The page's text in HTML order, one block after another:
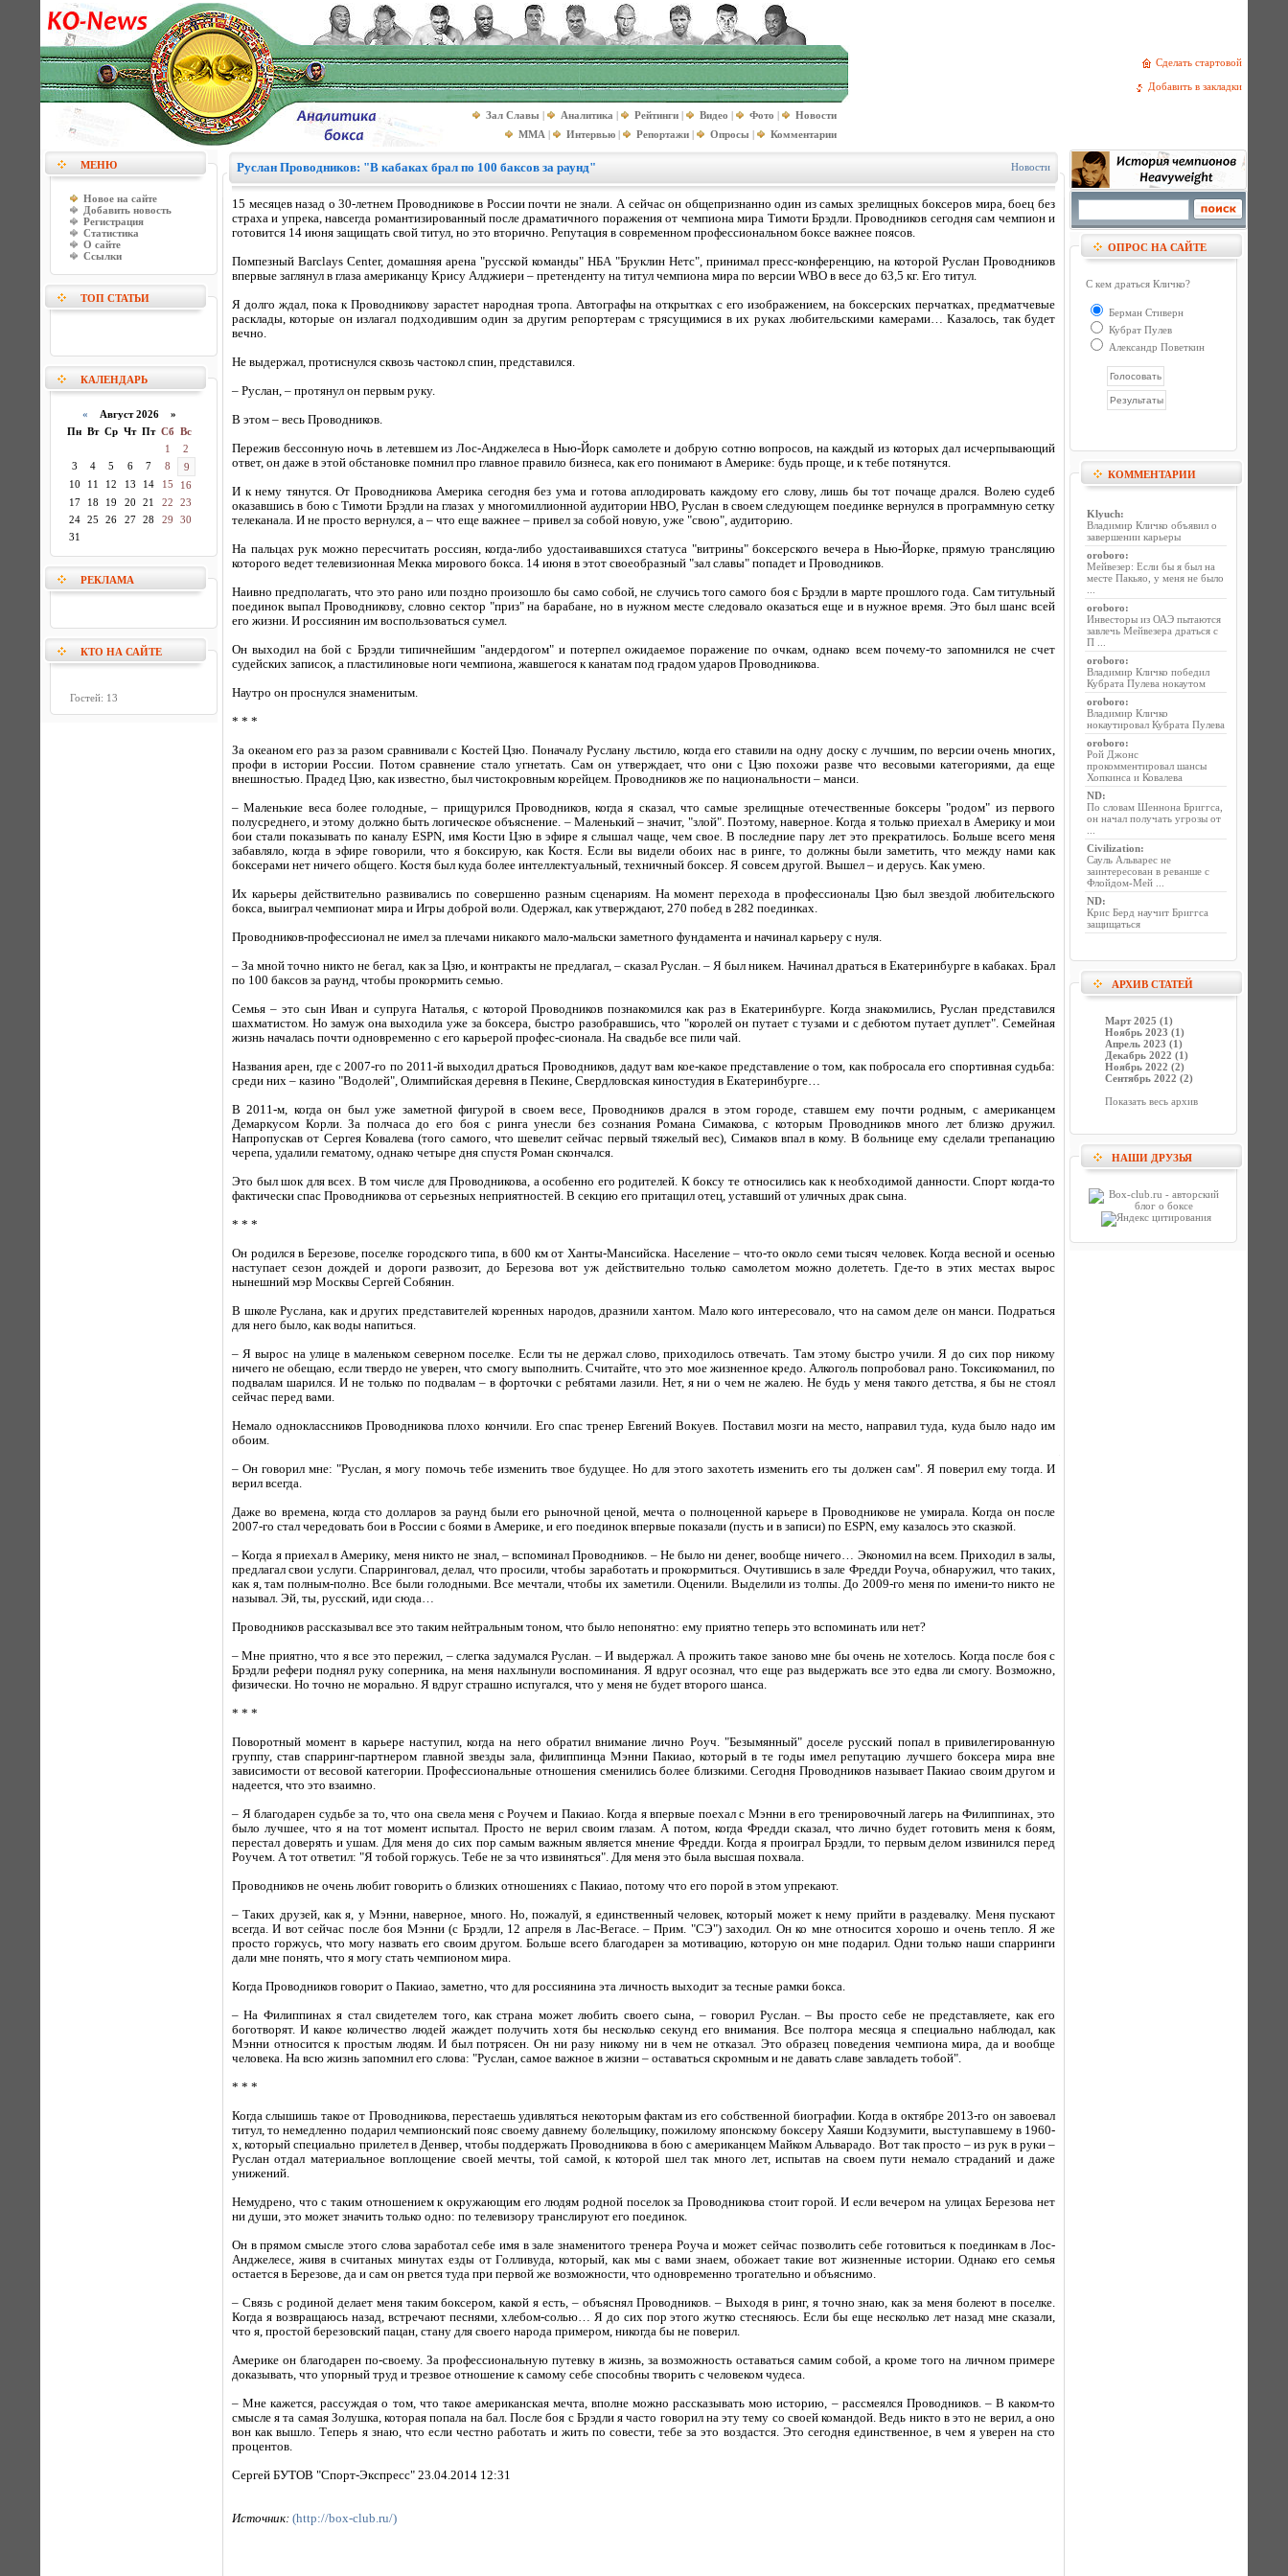
Сделать стартовой
Добавить в закладки
Зал Славы | Аналитика | Рейтинги | Видео | Фото |
Новости
MMA | Интервью | Репортажи | Опросы | Комментарии
МЕНЮ
Новое на сайте
Добавить новость
Регистрация
Статистика
О сайте
Ссылки
ТОП СТАТЬИ
КАЛЕНДАРЬ
« Август 2026 »
Пн Вт Ср Чт Пт Сб Вс
1
2
3
4 5 6 7 8
9
10
11 12 13 14 15
16
17
18 19 20 21 22
23
24
25 26 27 28 29
30
31
РЕКЛАМА
КТО НА САЙТЕ
Гостей: 13
Руслан Проводников: "В кабаках брал по 100 баксов за раунд" Новости
15 месяцев назад о 30-летнем Проводникове в России почти не знали. А сейчас он общепризнанно один из самых зрелищных боксеров мира, боец без
страха и упрека, навсегда романтизированный после драматичного поражения от чемпиона мира Тимоти Брэдли. Проводников сегодня сам чемпион и
готовится 14 июня защищать свой титул, но это вторично. Репутация в современном профессиональном боксе важнее поясов.
Помпезный Barclays Center, домашняя арена "русской команды" НБА "Бруклин Нетс", принимал пресс-конференцию, на которой Руслан Проводников
впервые заглянул в глаза американцу Крису Алджиери – претенденту на титул чемпиона мира по версии WBO в весе до 63,5 кг. Его титул.
Я долго ждал, пока к Проводникову зарастет народная тропа. Автографы на открытках с его изображением, на боксерских перчатках, предматчевые
расклады, которые он излагал подходившим один за другим репортерам с трясущимися в их руках любительскими камерами… Казалось, так будет
вечно.
Не выдержал, протиснулся сквозь частокол спин, представился.
– Руслан, – протянул он первым руку.
В этом – весь Проводников.
Пережив бессонную ночь в летевшем из Лос-Анджелеса в Нью-Йорк самолете и добрую сотню вопросов, на каждый из которых дал исчерпывающий
ответ, он даже в этой обстановке помнил про главное правило бизнеса, как его понимают в Америке: будь проще, и к тебе потянутся.
И к нему тянутся. От Проводникова Америка сегодня без ума и готова аплодировать каждому его слову, лишь бы тот почаще дрался. Волею судеб
оказавшись в бою с Тимоти Брэдли на глазах у многомиллионной аудитории HBO, Руслан в своем следующем поединке вернулся в программную сетку
телеканала. И не просто вернулся, а – что еще важнее – привел за собой новую, уже "свою", аудиторию.
На пальцах рук можно пересчитать россиян, когда-либо удостаивавшихся статуса "витрины" боксерского вечера в Нью-Йорке, прямую трансляцию
которого ведет телевизионная Мекка мирового бокса. 14 июня в этот своеобразный "зал славы" попадет и Проводников.
Наивно предполагать, что это рано или поздно произошло бы само собой, не случись того самого боя с Брэдли в марте прошлого года. Сам титульный
поединок выпал Проводникову, словно сектор "приз" на барабане, но в нужном месте следовало оказаться еще и в нужное время. Это был шанс всей
его жизни. И россиянин им воспользоваться сумел.
Он выходил на бой с Брэдли типичнейшим "андердогом" и потерпел ожидаемое поражение по очкам, однако всем почему-то запомнился не счет
судейских записок, а пластилиновые ноги чемпиона, жавшегося к канатам под градом ударов Проводникова.
Наутро он проснулся знаменитым.
* * *
За океаном его раз за разом сравнивали с Костей Цзю. Поначалу Руслану льстило, когда его ставили на одну доску с лучшим, по версии очень многих,
профи в истории России. Потом сравнение стало угнетать. Сам он утверждает, что они с Цзю похожи разве что весовыми категориями, да еще
внешностью. Прадед Цзю, как известно, был чистокровным корейцем. Проводников же по национальности – манси.
– Маленькие веса более голодные, – прищурился Проводников, когда я сказал, что самые зрелищные отечественные боксеры "родом" из первого
полусреднего, и этому должно быть логическое объяснение. – Маленький – значит, "злой". Поэтому, наверное. Когда я только приехал в Америку и мои
бои стали показывать по каналу ESPN, имя Кости Цзю в эфире я слышал чаще, чем свое. В последние пару лет это прекратилось. Больше всего меня
забавляло, когда в эфире говорили, что я боксирую, как Костя. Если вы видели обоих нас в ринге, то должны были заметить, что между нами как
боксерами нет ничего общего. Костя был куда более интеллектуальный, техничный боксер. Я совсем другой. Вышел – и дерусь. Как умею.
Их карьеры действительно развивались по совершенно разным сценариям. На момент перехода в профессионалы Цзю был звездой любительского
бокса, выиграл чемпионат мира и Игры доброй воли. Одержал, как утверждают, 270 побед в 282 поединках.
Проводников-профессионал не имел за плечами никакого мало-мальски заметного фундамента и начинал карьеру с нуля.
– За мной точно никто не бегал, как за Цзю, и контракты не предлагал, – сказал Руслан. – Я был никем. Начинал драться в Екатеринбурге в кабаках. Брал
по 100 баксов за раунд, чтобы прокормить семью.
Семья – это сын Иван и супруга Наталья, с которой Проводников познакомился как раз в Екатеринбурге. Когда знакомились, Руслан представился
шахматистом. Но замуж она выходила уже за боксера, быстро разобравшись, что "королей он путает с тузами и с дебютом путает дуплет". Семейная
жизнь началась почти одновременно с его карьерой профес-сионала. На свадьбе все пили чай.
Названия арен, где с 2007-го по 2011-й выходил драться Проводников, дадут вам кое-какое представление о том, как побросала его спортивная судьба:
среди них – казино "Водолей", Олимпийская деревня в Пекине, Свердловская киностудия в Екатеринбурге…
В 2011-м, когда он был уже заметной фигурой в своем весе, Проводников дрался в этом городе, ставшем ему почти родным, с американцем
Демаркусом Корли. За полчаса до его боя с ринга унесли без сознания Романа Симакова, с которым Проводников много лет близко дружил.
Напропускав от Сергея Ковалева (того самого, что шевелит сейчас первый тяжелый вес), Симаков впал в кому. В больнице ему сделали трепанацию
черепа, удалили гематому, однако четыре дня спустя Роман скончался.
Это был шок для всех. В том числе для Проводникова, а особенно его родителей. К боксу те относились как к необходимой данности. Спорт когда-то
фактически спас Проводникова от серьезных неприятностей. В секцию его притащил отец, уставший от уличных драк сына.
* * *
Он родился в Березове, поселке городского типа, в 600 км от Ханты-Мансийска. Население – что-то около семи тысяч человек. Когда весной и осенью
наступает сезон дождей и дороги развозит, до Березова вот уж действительно только самолетом можно долететь. Где-то в этих местах вырос
нынешний мэр Москвы Сергей Собянин.
В школе Руслана, как и других представителей коренных народов, дразнили хантом. Мало кого интересовало, что на самом деле он манси. Подраться
для него было, как воды напиться.
– Я вырос на улице в маленьком северном поселке. Если ты не держал слово, приходилось отвечать. Там этому быстро учили. Я до сих пор никому
ничего не обещаю, если твердо не уверен, что смогу выполнить. Считайте, что это мое жизненное кредо. Алкоголь попробовал рано. Токсикоманил, по
подвалам шарился. И не только по подвалам – в форточки с ребятами лазили. Нет, я ни о чем не жалею. Не будь у меня такого детства, я бы не стоял
сейчас перед вами.
Немало одноклассников Проводникова плохо кончили. Его спас тренер Евгений Вокуев. Поставил мозги на место, направил туда, куда было надо им
обоим.
– Он говорил мне: "Руслан, я могу помочь тебе изменить твое будущее. Но для этого захотеть изменить его ты должен сам". Я поверил ему тогда. И
верил всегда.
Даже во времена, когда сто долларов за раунд были его рыночной ценой, мечта о полноценной карьере в Проводникове не умирала. Когда он после
2007-го стал чередовать бои в России с боями в Америке, и его поединок впервые показали (пусть и в записи) по ESPN, ему казалось это сказкой.
– Когда я приехал в Америку, меня никто не знал, – вспоминал Проводников. – Не было ни денег, вообще ничего… Экономил на всем. Приходил в залы,
предлагал свои услуги. Спарринговал, делал, что просили, чтобы заработать и прокормиться. Очутившись в зале Фредди Роуча, обнаружил, что таких,
как я, там полным-полно. Все были голодными. Все мечтали, чтобы их заметили. Оценили. Выделили из толпы. До 2009-го меня по имени-то никто не
называл. Эй, ты, русский, иди сюда…
Проводников рассказывал все это таким нейтральным тоном, что было непонятно: ему приятно теперь это вспоминать или нет?
– Мне приятно, что я все это пережил, – слегка задумался Руслан. – И выдержал. А прожить такое заново мне бы очень не хотелось. Когда после боя с
Брэдли рефери поднял руку соперника, на меня нахлынули воспоминания. Я вдруг осознал, что еще раз выдержать все это едва ли смогу. Возможно,
физически. Но точно не морально. Я вдруг страшно испугался, что у меня не будет второго шанса.
* * *
Поворотный момент в карьере наступил, когда на него обратил внимание лично Роуч. "Безымянный" доселе русский попал в привилегированную
группу, став спарринг-партнером главной звезды зала, филиппинца Мэнни Пакиао, который в те годы имел репутацию лучшего боксера мира вне
зависимости от весовой категории. Профессиональные отношения сменились более близкими. Сегодня Проводников называет Пакиао своим другом и
надеется, что это взаимно.
– Я благодарен судьбе за то, что она свела меня с Роучем и Пакиао. Когда я впервые поехал с Мэнни в его тренировочный лагерь на Филиппинах, это
было лучшее, что я на тот момент испытал. Просто не верил своим глазам. А потом, когда Фредди сказал, что лично будет готовить меня к боям,
перестал доверять и ушам. Для меня до сих пор самым важным является мнение Фредди. Когда я проиграл Брэдли, то первым делом извинился перед
Роучем. А тот ответил: "Я тобой горжусь. Тебе не за что извиняться". Для меня это была высшая похвала.
Проводников не очень любит говорить о близких отношениях с Пакиао, потому что его порой в этом упрекают.
– Таких друзей, как я, у Мэнни, наверное, много. Но, пожалуй, я единственный человек, который может к нему прийти в раздевалку. Меня пускают
всегда. И вот сейчас после боя Мэнни (с Брэдли, 12 апреля в Лас-Вегасе. – Прим. "СЭ") заходил. Он ко мне относится хорошо и очень тепло. Я же
просто горжусь, что могу назвать его своим другом. Больше всего благодарен за мотивацию, которую он мне подарил. Одни только наши спарринги
дали мне понять, что я могу стать чемпионом мира.
Когда Проводников говорит о Пакиао, заметно, что для россиянина эта личность выходит за тесные рамки бокса.
– На Филиппинах я стал свидетелем того, как страна может любить своего сына, – говорил Руслан. – Вы просто себе не представляете, как его
боготворят. И какое количество людей жаждет получить хотя бы несколько секунд его внимания. Все полтора месяца я специально наблюдал, как
Мэнни относится к простым людям. И был потрясен. Он ни разу никому ни в чем не отказал. Это образец поведения чемпиона мира, да и вообще
человека. На всю жизнь запомнил его слова: "Руслан, самое важное в жизни – оставаться скромным и не давать славе завладеть тобой".
* * *
Когда слышишь такое от Проводникова, перестаешь удивляться некоторым фактам из его собственной биографии. Когда в октябре 2013-го он завоевал
титул, то немедленно подарил чемпионский пояс своему давнему болельщику, пожилому японскому боксеру Хаяши Кодзумити, выступавшему в 1960-
х, который специально прилетел в Денвер, чтобы поддержать Проводникова в бою с американцем Майком Альварадо. Вот так просто – из рук в руки –
Руслан отдал материальное воплощение своей мечты, той самой, к которой шел так много лет, испытав на своем пути немало страданий и даже
унижений.
Немудрено, что с таким отношением к окружающим его людям родной поселок за Проводникова стоит горой. И если вечером на улицах Березова нет
ни души, это может значить только одно: по телевизору транслируют его поединок.
Он в прямом смысле этого слова заработал себе имя в зале знаменитого тренера Роуча и может сейчас позволить себе готовиться к поединкам в Лос-
Анджелесе, живя в считаных минутах езды от Голливуда, который, как мы с вами знаем, обожает такие вот жизненные истории. Однако его семья
остается в Березове, да и сам он рвется туда при первой же возможности, что одновременно трогательно и объяснимо.
– Связь с родиной делает меня таким боксером, какой я есть, – объяснял Проводников. – Выходя в ринг, я точно знаю, как за меня болеют в поселке.
Когда я возвращаюсь назад, встречают песнями, хлебом-солью… Я до сих пор этого жутко стесняюсь. Если бы еще несколько лет назад мне сказали,
что я, простой березовский пацан, стану для своего народа примером, никогда бы не поверил.
Америке он благодарен по-своему. За профессиональную путевку в жизнь, за возможность оставаться самим собой, а кроме того на личном примере
доказывать, что упорный труд и трезвое отношение к самому себе способны творить с человеком чудеса.
– Мне кажется, рассуждая о том, что такое американская мечта, вполне можно рассказывать мою историю, – рассмеялся Проводников. – В каком-то
смысле я та самая Золушка, которая попала на бал. После боя с Брэдли я часто говорил на эту тему со своей командой. Ведь никто в это не верил, а оно
вон как вышло. Теперь я знаю, что если честно работать и жить по совести, тебе за это воздастся. Это сегодня единственное, в чем я уверен на сто
процентов.
Сергей БУТОВ "Спорт-Экспресс" 23.04.2014 12:31
Источник: (http://box-club.ru/)
ОПРОС НА САЙТЕ
С кем драться Кличко?
Берман Стиверн
Кубрат Пулев
Александр Поветкин
КОММЕНТАРИИ
Klyuch:
Владимир Кличко объявил о
завершении карьеры
oroboro:
Мейвезер: Если бы я был на
месте Пакьяо, у меня не было
oroboro:
Инвесторы из ОАЭ пытаются
завлечь Мейвезера драться с
П ...
oroboro:
Владимир Кличко победил
Кубрата Пулева нокаутом
oroboro:
Владимир Кличко
нокаутировал Кубрата Пулева
oroboro:
Рой Джонс
прокомментировал шансы
Хопкинса и Ковалева
ND:
По словам Шеннона Бриггса,
он начал получать угрозы от
Civilization:
Сауль Альварес не
заинтересован в реванше с
Флойдом-Мей ...
ND:
Крис Берд научит Бриггса
защищаться
АРХИВ СТАТЕЙ
Март 2025 (1)
Ноябрь 2023 (1)
Апрель 2023 (1)
Декабрь 2022 (1)
Ноябрь 2022 (2)
Сентябрь 2022 (2)
Показать весь архив
НАШИ ДРУЗЬЯ